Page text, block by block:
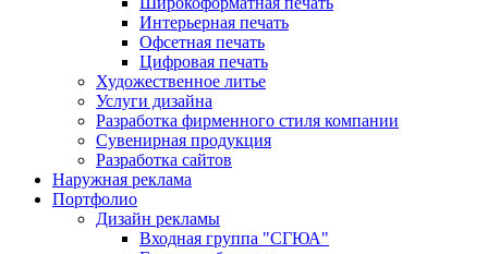
Интерьерная печать
Офсетная печать
Цифровая печать
Художественное литье
Услуги дизайна
Разработка фирменного стиля компании
Сувенирная продукция
Разработка сайтов
Наружная реклама
Портфолио
Дизайн рекламы
Входная группа "СГЮА"